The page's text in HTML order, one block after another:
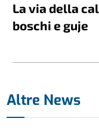
La via della
boschi e guje
Altre News